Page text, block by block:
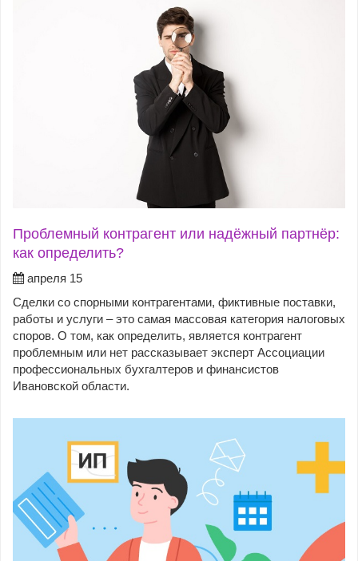
Проблемный контрагент или надёжный партнёр:
как определить?
апреля 15
Сделки со спорными контрагентами, фиктивные поставки,
работы и услуги – это самая массовая категория налоговых
споров. О том, как определить, является контрагент
проблемным или нет рассказывает эксперт Ассоциации
профессиональных бухгалтеров и финансистов
Ивановской области.